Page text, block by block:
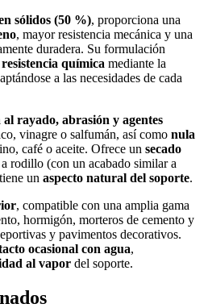
sólidos (50 %), proporciona una
, mayor resistencia mecánica y una
duradera. Su formulación
química mediante la
a las necesidades de cada
rayado, abrasión y agentes
vinagre o salfumán, así como nula
café o aceite. Ofrece un secado
rodillo (con un acabado similar a
un aspecto natural del soporte.
, compatible con una amplia gama
hormigón, morteros de cemento y
y pavimentos decorativos.
ocasional con agua,
al vapor del soporte.